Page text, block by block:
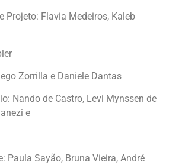
Projeto: Flavia Medeiros, Kaleb
Zorrilla e Daniele Dantas
Nando de Castro, Levi Mynssen de
e
Paula Sayão, Bruna Vieira, André